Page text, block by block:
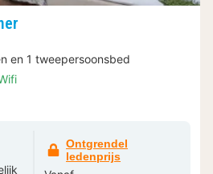
en 1 tweepersoonsbed
Ontgrendel
ledenprijs